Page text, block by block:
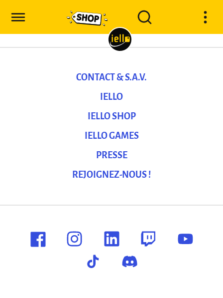
CONTACT & S.A.V.
IELLO
IELLO SHOP
IELLO GAMES
PRESSE
REJOIGNEZ-NOUS !